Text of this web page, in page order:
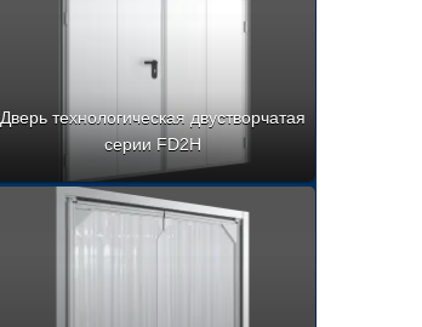
Дверь технологическая двустворчатая
серии FD2H